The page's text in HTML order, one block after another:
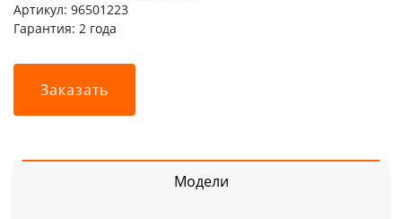
Артикул: 96501223
Гарантия: 2 года
Заказать
Модели